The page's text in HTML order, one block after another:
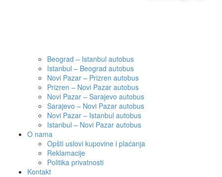
Beograd – Istanbul autobus
Istanbul – Beograd autobus
Novi Pazar – Prizren autobus
Prizren – Novi Pazar autobus
Novi Pazar – Sarajevo autobus
Sarajevo – Novi Pazar autobus
Novi Pazar – Istanbul autobus
Istanbul – Novi Pazar autobus
O nama
Opšti uslovi kupovine i plaćanja
Reklamacije
Politika privatnosti
Kontakt